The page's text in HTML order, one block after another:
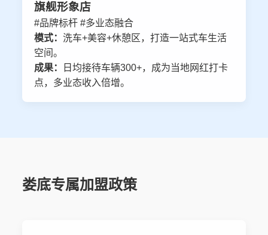
旗舰形象店
#品牌标杆 #多业态融合
模式：洗车+美容+休憩区，打造一站式车生活
空间。
成果：
日均接待车辆300+，成为当地网红打卡
点，多业态收入倍增。
娄底专属加盟政策